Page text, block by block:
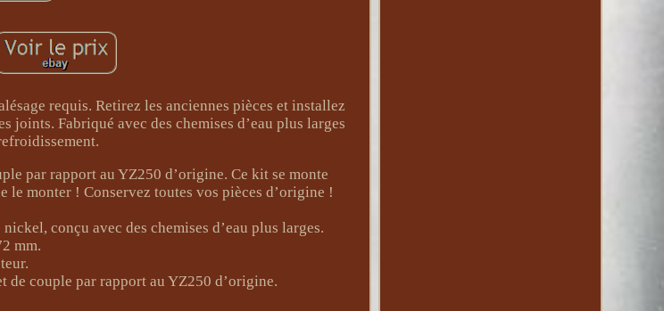
requis. Retirez les anciennes pièces et installez
joints. Fabriqué avec des chemises d’eau plus larges
par rapport au YZ250 d’origine. Ce kit se monte
monter ! Conservez toutes vos pièces d’origine !
conçu avec des chemises d’eau plus larges.
mm.
de couple par rapport au YZ250 d’origine.